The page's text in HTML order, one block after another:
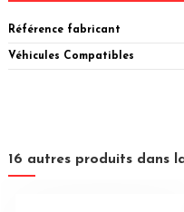
Référence fabricant
Véhicules Compatibles
16 autres produits dans